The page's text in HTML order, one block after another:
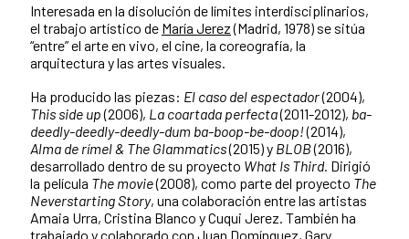
Interesada en la disolución de límites interdisciplinarios,
el trabajo artístico de María Jerez(Madrid, 1978) se sitúa
“entre” el arte en vivo, el cine, la coreografía, la
arquitectura y las artes visuales.
Ha producido las piezas: El caso del espectador(2004),
This side up(2006), La coartada perfecta(2011-2012), ba-
deedly-deedly-deedly-dum ba-boop-be-doop!(2014),
Alma de rímel & The Glammatics(2015) y BLOB(2016),
desarrollado dentro de su proyecto What Is Third. Dirigió
la película The movie(2008), como parte del proyecto The
Neverstarting Story, una colaboración entre las artistas
Amaia Urra, Cristina Blanco y Cuqui Jerez. También ha
trabajado y colaborado con Juan Domínguez, Gary